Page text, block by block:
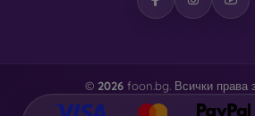
© 2026foon.bg. Всички права